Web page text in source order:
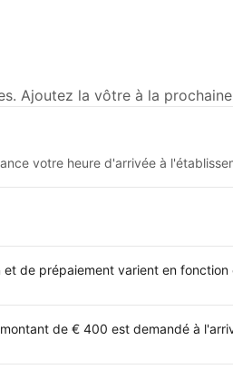
Ajoutez la vôtre à la
votre heure d'arrivée à
et de prépaiement varient en
de € 400 est demandé à